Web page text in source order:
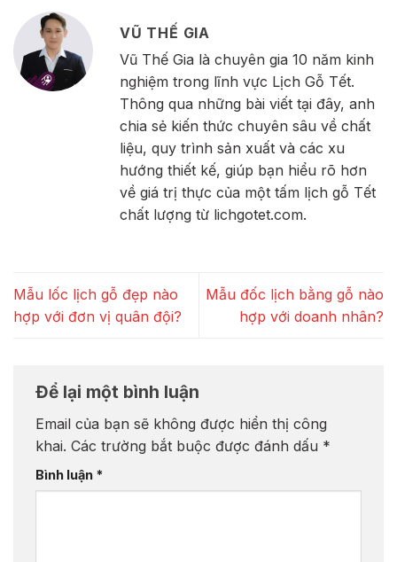
VŨ THẾ GIA
Vũ Thế Gia là chuyên gia 10 năm kinh
nghiệm trong lĩnh vực Lịch Gỗ Tết.
Thông qua những bài viết tại đây, anh
chia sẻ kiến thức chuyên sâu về chất
liệu, quy trình sản xuất và các xu
hướng thiết kế, giúp bạn hiểu rõ hơn
về giá trị thực của một tấm lịch gỗ Tết
chất lượng từ lichgotet.com.
Mẫu lốc lịch gỗ đẹp nào
hợp với đơn vị quân đội?
Mẫu đốc lịch bằng gỗ nào
hợp với doanh nhân?
Để lại một bình luận
Email của bạn sẽ không được hiển thị công
khai. Các trường bắt buộc được đánh dấu *
Bình luận *